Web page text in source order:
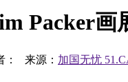
Packer画
： 来源： 加国无忧